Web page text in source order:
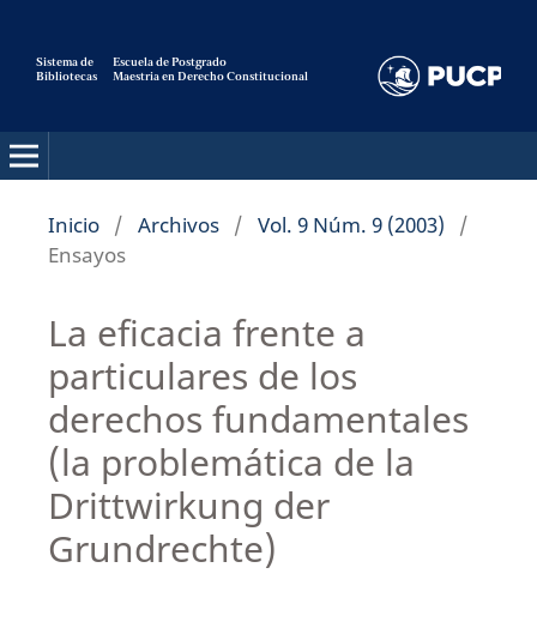
Sistema de
Bibliotecas
Escuela de Postgrado
Maestria en Derecho Constitucional
Inicio / Archivos / Vol. 9 Núm. 9 (2003)
/
Ensayos
La eficacia frente a
particulares de los
derechos fundamentales
(la problemática de la
Drittwirkung der
Grundrechte)